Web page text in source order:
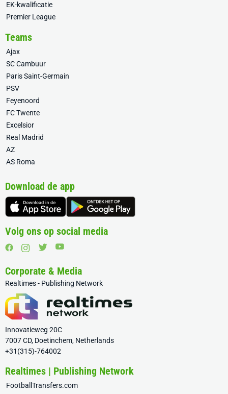
EK-kwalificatie
Premier League
Teams
Ajax
SC Cambuur
Paris Saint-Germain
PSV
Feyenoord
FC Twente
Excelsior
Real Madrid
AZ
AS Roma
Download de app
Volg ons op social media
Corporate & Media
Realtimes - Publishing Network
Innovatieweg 20C
7007 CD, Doetinchem, Netherlands
+31(315)-764002
Realtimes | Publishing Network
FootballTransfers.com